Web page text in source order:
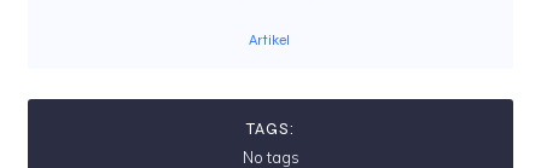
Artikel
TAGS:
No tags